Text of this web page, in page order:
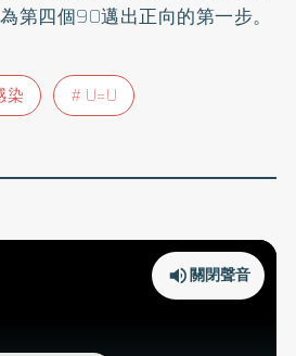
第四個90邁出正向的第一步。
染 U=U
關閉聲音